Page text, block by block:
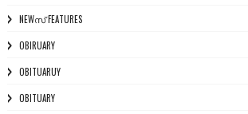
NEWസ് FEATURES
OBIRUARY
OBITUARUY
OBITUARY